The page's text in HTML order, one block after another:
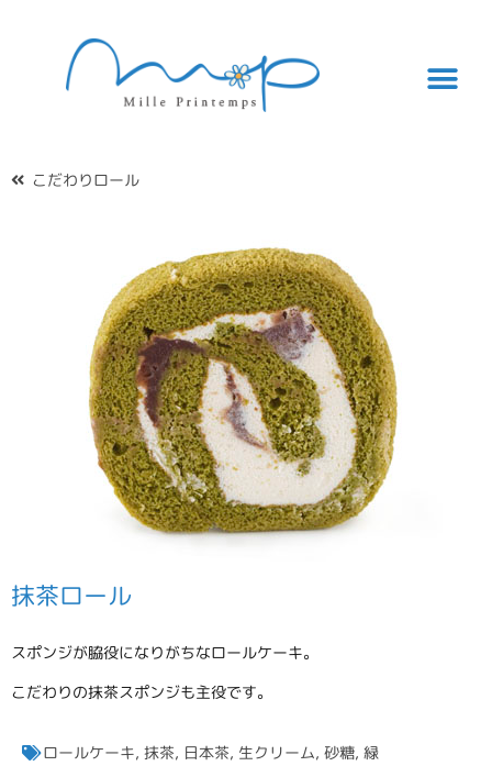
こだわりロール
抹茶ロール
スポンジが脇役になりがちなロールケーキ。
こだわりの抹茶スポンジも主役です。
ロールケーキ, 抹茶, 日本茶, 生クリーム, 砂糖, 緑